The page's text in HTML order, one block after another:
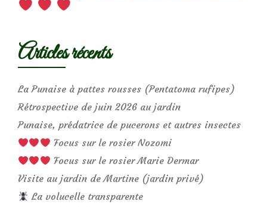
Articles récents
La Punaise à pattes rousses (Pentatoma rufipes)
Rétrospective de juin 2026 au jardin
Punaise, prédatrice de pucerons et autres insectes
Focus sur le rosier Nozomi
Focus sur le rosier Marie Dermar
Visite au jardin de Martine (jardin privé)
La volucelle transparente